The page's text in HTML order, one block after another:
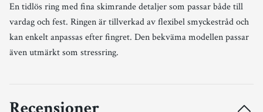
En tidlös ring med fina skimrande detaljer som passar både till
vardag och fest. Ringen är tillverkad av flexibel smyckestråd och
kan enkelt anpassas efter fingret. Den bekväma modellen passar
även utmärkt som stressring.